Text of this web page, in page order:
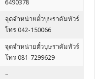
6490378
จุดจำหน่ายตั๋วบุษราคัมทัวร์
โทร 042-150066
จุดจำหน่ายตั๋วบุษราคัมทัวร์
โทร 081-7299629
–